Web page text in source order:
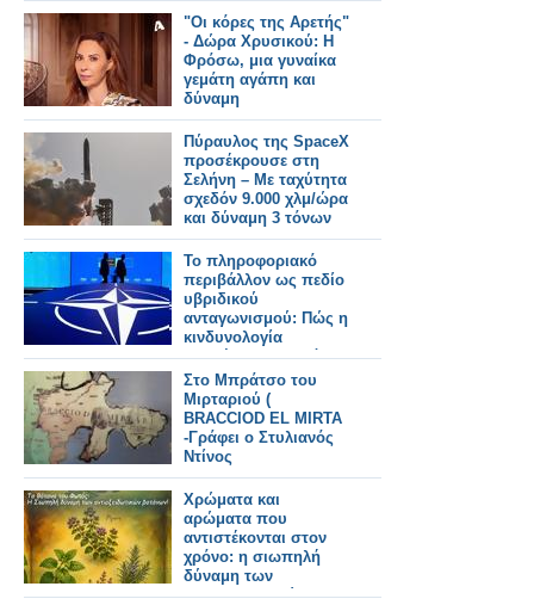
"Οι κόρες της Αρετής"
- Δώρα Χρυσικού: Η
Φρόσω, μια γυναίκα
γεμάτη αγάπη και
δύναμη
Πύραυλος της SpaceX
προσέκρουσε στη
Σελήνη – Με ταχύτητα
σχεδόν 9.000 χλμ/ώρα
και δύναμη 3 τόνων
ΤΝΤ
Το πληροφοριακό
περιβάλλον ως πεδίο
υβριδικού
ανταγωνισμού: Πώς η
κινδυνολογία
επηρέασε τη δημόσια
συζήτηση για τη
Σύνοδο του ΝΑΤΟ
-Γράφει ο Δρ.
Κωνσταντίνος Π.
Μπαλωμένος
Στο Μπράτσο του
Μιρταριού (
BRACCIOD EL MIRTA
-Γράφει ο Στυλιανός
Ντίνος
Χρώματα και
αρώματα που
αντιστέκονται στον
χρόνο: η σιωπηλή
δύναμη των
αντιοξειδωτικών